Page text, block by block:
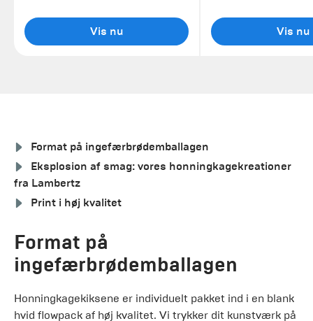
Vis nu Vis nu
Format på ingefærbrødemballagen
Eksplosion af smag: vores honningkagekreationer
fra Lambertz
Print i høj kvalitet
Format på
ingefærbrødemballagen
Honningkagekiksene er individuelt pakket ind i en blank
hvid flowpack af høj kvalitet. Vi trykker dit kunstværk på